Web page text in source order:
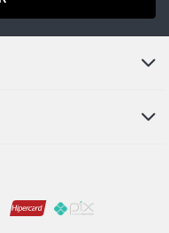
N10YFH
(2004 - 2008)